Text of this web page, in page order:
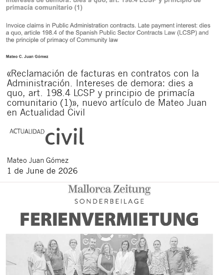
«Reclamación de facturas en contratos con la
Administración. Intereses de demora: dies a
quo, art. 198.4 LCSP y principio de primacía
comunitario (1)», nuevo artículo de Mateo Juan
en Actualidad Civil
Mateo Juan Gómez
1 de June de 2026